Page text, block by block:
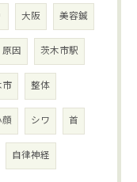
大阪 美容鍼
原因 茨木市駅
整体
シワ 首
自律神経